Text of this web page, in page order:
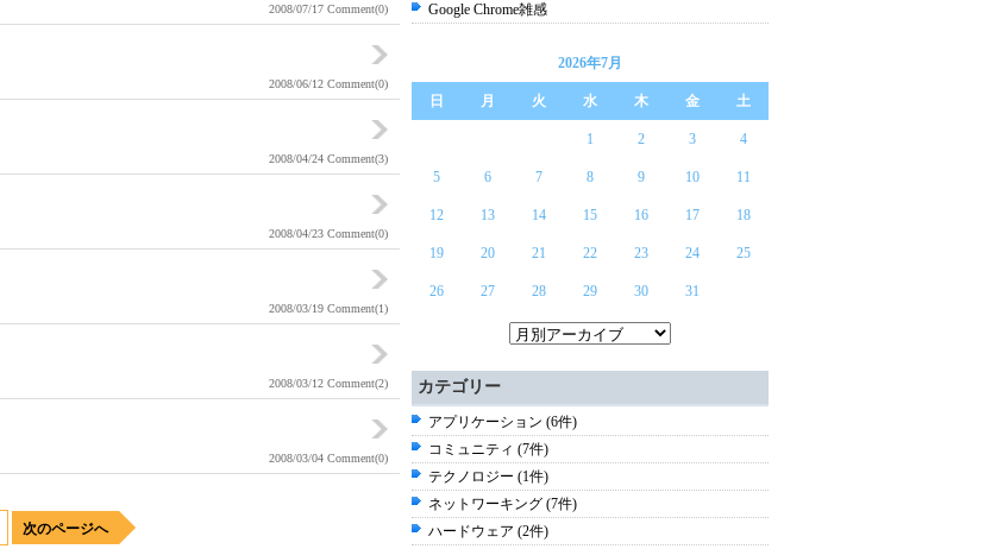
2008/07/17 Comment(0)
2008/06/12 Comment(0)
2008/04/24 Comment(3)
2008/04/23 Comment(0)
2008/03/19 Comment(1)
2008/03/12 Comment(2)
2008/03/04 Comment(0)
次のページへ
Google Chrome雑感
2026年7月
日 月 火 水 木 金 土
1 2 3 4
5 6 7 8 9 10 11
12 13 14 15 16 17 18
19 20 21 22 23 24 25
26 27 28 29 30 31
カテゴリー
アプリケーション (6件)
コミュニティ (7件)
テクノロジー (1件)
ネットワーキング (7件)
ハードウェア (2件)